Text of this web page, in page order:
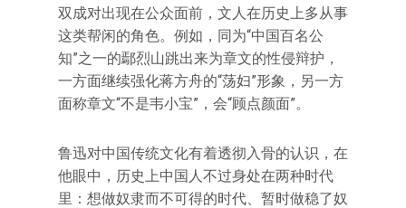
双成对出现在公众面前，文人在历史上多从事
这类帮闲的角色。例如，同为“中国百名公
知”之一的鄢烈山跳出来为章文的性侵辩护，
一方面继续强化蒋方舟的“荡妇”形象，另一方
面称章文“不是韦小宝”，会“顾点颜面”。
鲁迅对中国传统文化有着透彻入骨的认识，在
他眼中，历史上中国人不过身处在两种时代
里：想做奴隶而不可得的时代、暂时做稳了奴